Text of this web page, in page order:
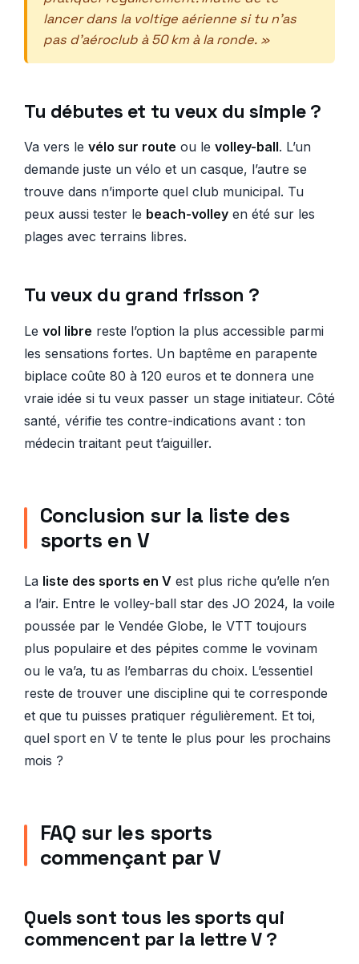
lancer dans la voltige aérienne si tu n’as
pas d’aéroclub à 50 km à la ronde. »
Tu débutes et tu veux du simple ?
Va vers le vélo sur route ou le volley-ball. L’un
demande juste un vélo et un casque, l’autre se
trouve dans n’importe quel club municipal. Tu
peux aussi tester le beach-volley en été sur les
plages avec terrains libres.
Tu veux du grand frisson ?
Le vol libre reste l’option la plus accessible parmi
les sensations fortes. Un baptême en parapente
biplace coûte 80 à 120 euros et te donnera une
vraie idée si tu veux passer un stage initiateur. Côté
santé, vérifie tes contre-indications avant : ton
médecin traitant peut t’aiguiller.
Conclusion sur la liste des
sports en V
La liste des sports en V est plus riche qu’elle n’en
a l’air. Entre le volley-ball star des JO 2024, la voile
poussée par le Vendée Globe, le VTT toujours
plus populaire et des pépites comme le vovinam
ou le va’a, tu as l’embarras du choix. L’essentiel
reste de trouver une discipline qui te corresponde
et que tu puisses pratiquer régulièrement. Et toi,
quel sport en V te tente le plus pour les prochains
mois ?
FAQ sur les sports
commençant par V
Quels sont tous les sports qui
commencent par la lettre V ?